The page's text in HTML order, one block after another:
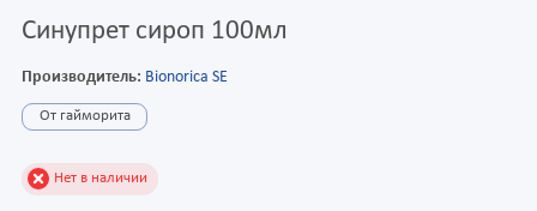
Синупрет сироп 100мл
Производитель: Bionorica SE
От гайморита
Нет в наличии